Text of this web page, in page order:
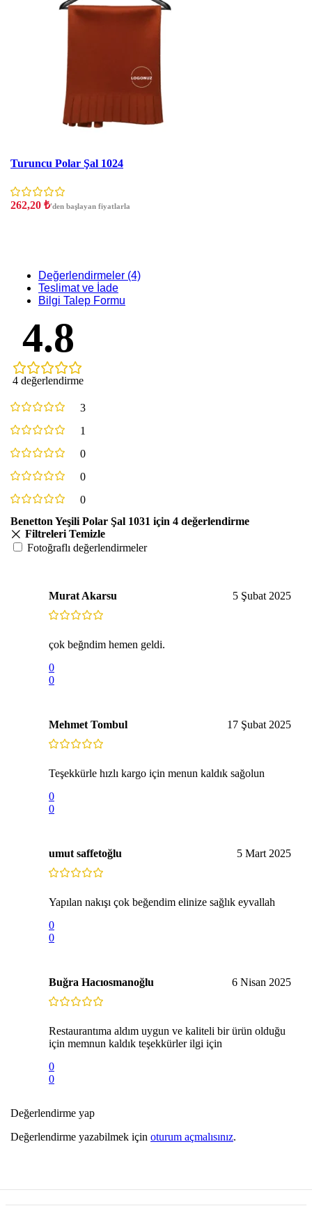
Turuncu Polar Şal 1024
262,20 ₺'den başlayan fiyatlarla
Değerlendirmeler (4)
Teslimat ve İade
Bilgi Talep Formu
4.8
4 değerlendirme
3
1
0
0
0
Benetton Yeşili Polar Şal 1031 için 4 değerlendirme
Filtreleri Temizle
Fotoğraflı değerlendirmeler
Murat Akarsu 5 Şubat 2025
çok beğndim hemen geldi.
0
0
Mehmet Tombul 17 Şubat 2025
Teşekkürle hızlı kargo için menun kaldık sağolun
0
0
umut saffetoğlu 5 Mart 2025
Yapılan nakışı çok beğendim elinize sağlık eyvallah
0
0
Buğra Hacıosmanoğlu 6 Nisan 2025
Restaurantıma aldım uygun ve kaliteli bir ürün olduğu
için memnun kaldık teşekkürler ilgi için
0
0
Değerlendirme yap
Değerlendirme yazabilmek için oturum açmalısınız.